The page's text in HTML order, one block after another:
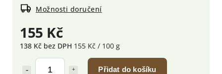
155 Kč
138 Kč bez DPH 155 Kč / 100 g
Přidat do košíku
Možnosti doručení